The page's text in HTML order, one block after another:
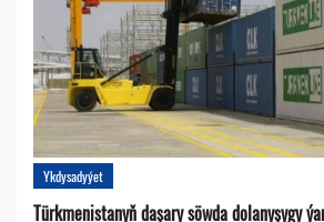
Ykdysadyýet
Türkmenistanyň daşary söwda dolanyşygy